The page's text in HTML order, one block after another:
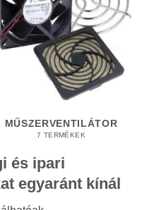
MŰSZERVENTILÁTOR
7 TERMÉKEK
és ipari
egyaránt kínál